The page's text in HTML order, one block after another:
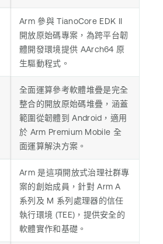
Arm 參與 TianoCore EDK II
開放原始碼專案，為跨平台韌
體開發環境提供 AArch64 原
生驅動程式。
全面運算參考軟體堆疊是完全
整合的開放原始碼堆疊，涵蓋
範圍從韌體到 Android，適用
於 Arm Premium Mobile 全
面運算解決方案。
Arm 是這項開放式治理社群專
案的創始成員，針對 Arm A
系列及 M 系列處理器的信任
執行環境 (TEE)，提供安全的
軟體實作和基礎。